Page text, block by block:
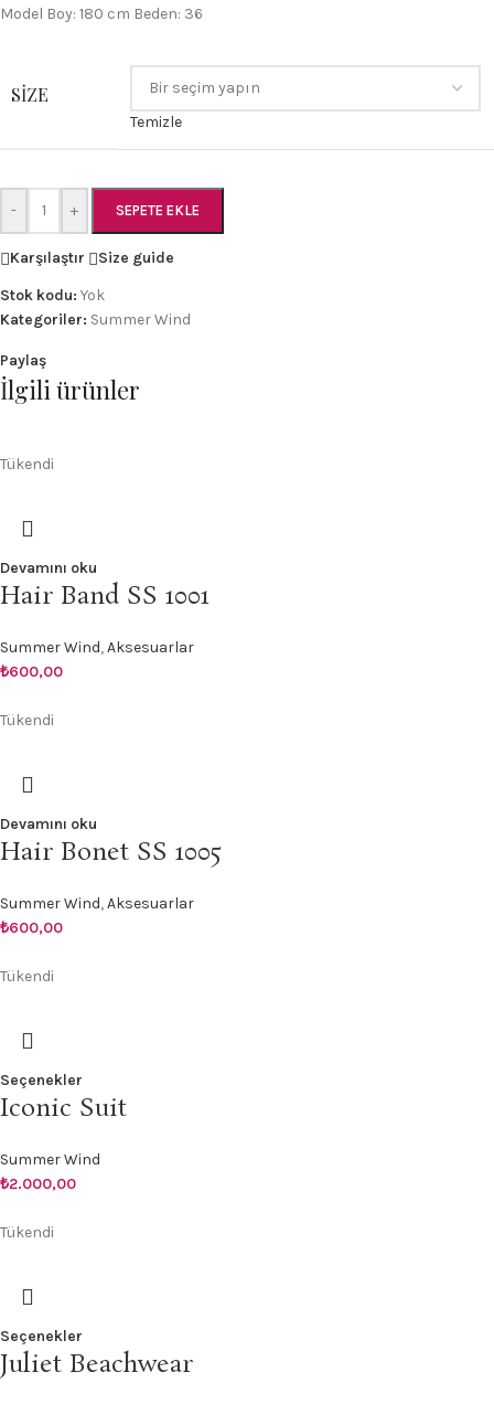
Model Boy: 180 cm Beden: 36
SIZE
Temizle
- + SEPETE EKLE
Karşılaştır
Size guide
Stok kodu: Yok
Kategoriler: Summer Wind
Paylaş
İlgili ürünler
Tükendi
Devamını oku
Hair Band SS 1001
Summer Wind,Aksesuarlar
₺600,00
Tükendi
Devamını oku
Hair Bonet SS 1005
Summer Wind,Aksesuarlar
₺600,00
Tükendi
Seçenekler
Iconic Suit
Summer Wind
₺2.000,00
Tükendi
Seçenekler
Juliet Beachwear